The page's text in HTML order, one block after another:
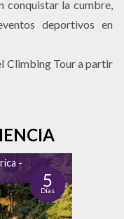
conquistar la cumbre,
deportivos en
Climbing Tour a partir
-
5
Días